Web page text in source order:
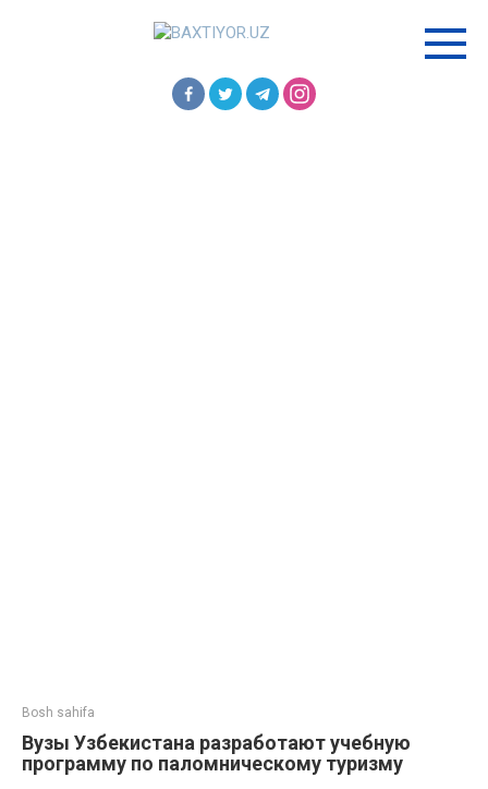
Bosh sahifa
Вузы Узбекистана разработают учебную
программу по паломническому туризму